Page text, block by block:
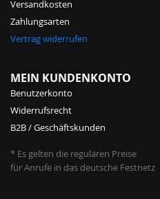
Versandkosten
Zahlungsarten
Vertrag widerrufen
MEIN KUNDENKONTO
Benutzerkonto
Widerrufsrecht
B2B / Geschäftskunden
* Es gelten die regulären Preise
für Anrufe in das deutsche Festnetz